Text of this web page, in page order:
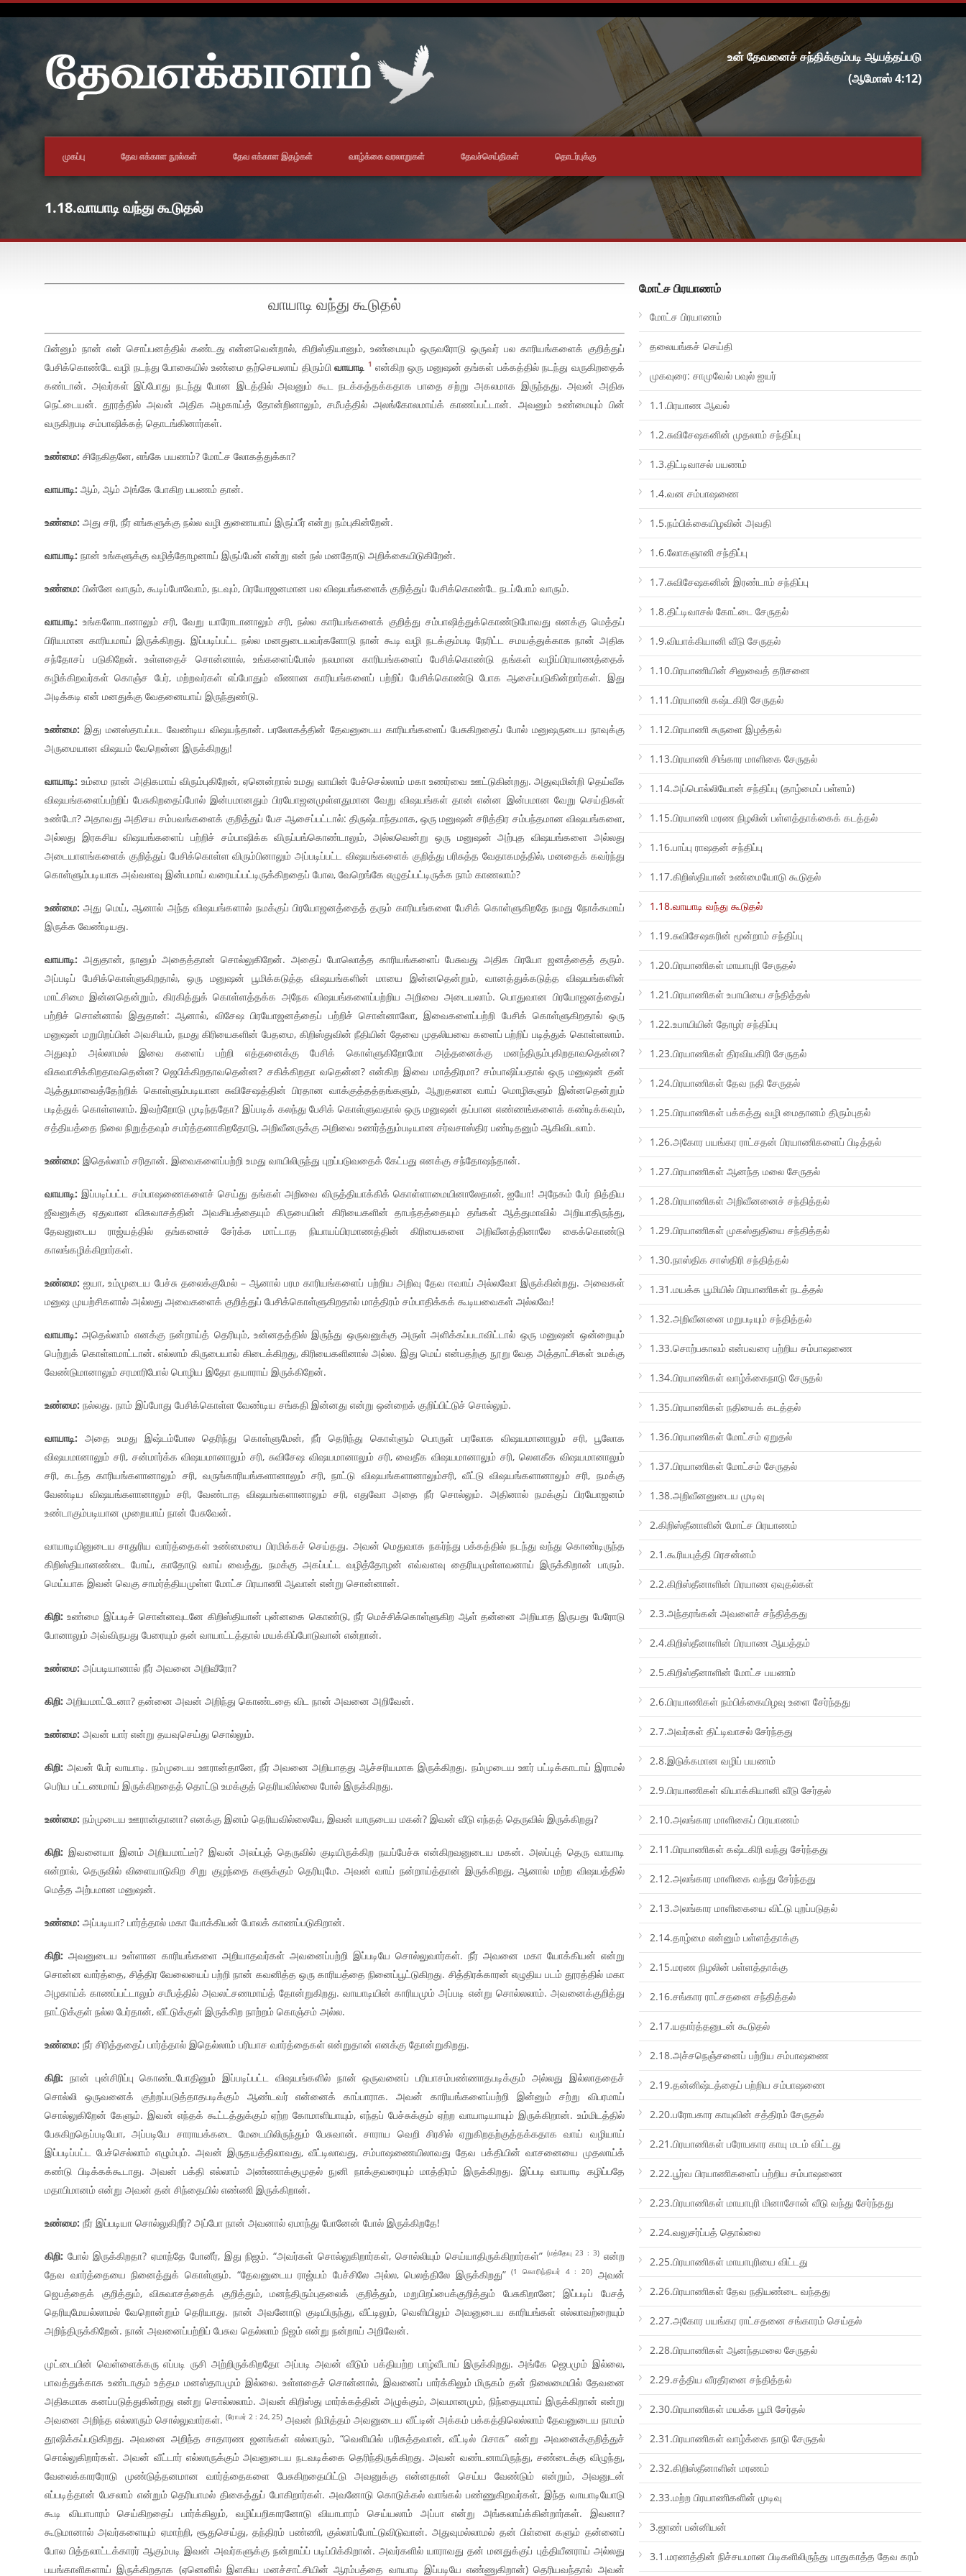
உன் தேவனைச் சந்திக்கும்படி ஆயத்தப்படு
(ஆமோஸ் 4:12)
முகப்பு தேவ எக்காள நூல்கள் தேவ எக்காள இதழ்கள் வாழ்க்கை வரலாறுகள் தேவச்செய்திகள் தொடர்புக்கு
1.18.வாயாடி வந்து கூடுதல்
வாயாடி வந்து கூடுதல்
பின்னும் நான் என் சொப்பனத்தில் கண்டது என்னவென்றால், கிறிஸ்தியானும், உண்மையும் ஒருவரோடு ஒருவர் பல காரியங்களைக் குறித்துப்
பேசிக்கொண்டே வழி நடந்து போகையில் உண்மை தற்செயலாய் திரும்பிவாயாடி 1 என்கிற ஒரு மனுஷன் தங்கள் பக்கத்தில் நடந்து வருகிறதைக்
கண்டான். அவர்கள் இப்போது நடந்து போன இடத்தில் அவனும் கூட நடக்கத்தக்கதாக பாதை சற்று அகலமாக இருந்தது. அவன் அதிக
நெட்டையன். தூரத்தில் அவன் அதிக அழகாய்த் தோன்றினாலும், சமீபத்தில் அலங்கோலமாய்க் காணப்பட்டான். அவனும் உண்மையும் பின்
வருகிறபடி சம்பாஷிக்கத் தொடங்கினார்கள்.
உண்மை: சிநேகிதனே, எங்கே பயணம்? மோட்ச லோகத்துக்கா?
வாயாடி: ஆம், ஆம் அங்கே போகிற பயணம் தான்.
உண்மை: அது சரி, நீர் எங்களுக்கு நல்ல வழி துணையாய் இருப்பீர் என்று நம்புகின்றேன்.
வாயாடி: நான் உங்களுக்கு வழித்தோழனாய் இருப்பேன் என்று என் நல் மனதோடு அறிக்கையிடுகிறேன்.
உண்மை: பின்னே வாரும், கூடிப்போவோம், நடவும், பிரயோஜனமான பல விஷயங்களைக் குறித்துப் பேசிக்கொண்டே நடப்போம் வாரும்.
வாயாடி: உங்களோடானாலும் சரி, வேறு யாரோடானாலும் சரி, நல்ல காரியங்களைக் குறித்து சம்பாஷித்துக்கொண்டுபோவது எனக்கு மெத்தப்
பிரியமான காரியமாய் இருக்கிறது. இப்படிப்பட்ட நல்ல மனதுடையவர்களோடு நான் கூடி வழி நடக்கும்படி நேரிட்ட சமயத்துக்காக நான் அதிக
சந்தோசப் படுகிறேன். உள்ளதைச் சொன்னால், உங்களைப்போல் நலமான காரியங்களைப் பேசிக்கொண்டு தங்கள் வழிப்பிரயாணத்தைக்
கழிக்கிறவர்கள் கொஞ்ச பேர், மற்றவர்கள் எப்போதும் வீணான காரியங்களைப் பற்றிப் பேசிக்கொண்டு போக ஆசைப்படுகின்றார்கள். இது
அடிக்கடி என் மனதுக்கு வேதனையாய் இருந்துண்டு.
உண்மை: இது மனஸ்தாபப்பட வேண்டிய விஷயந்தான். பரலோகத்தின் தேவனுடைய காரியங்களைப் பேசுகிறதைப் போல் மனுஷருடைய நாவுக்கு
அருமையான விஷயம் வேறென்ன இருக்கிறது!
வாயாடி: உம்மை நான் அதிகமாய் விரும்புகிறேன், ஏனென்றால் உமது வாயின் பேச்செல்லாம் மகா உணர்வை ஊட்டுகின்றது. அதுவுமின்றி தெய்வீக
விஷயங்களைப்பற்றிப் பேசுகிறதைப்போல் இன்பமானதும் பிரயோஜனமுள்ளதுமான வேறு விஷயங்கள் தான் என்ன இன்பமான வேறு செய்திகள்
உண்டோ? அதாவது அதிசய சம்பவங்களைக் குறித்துப் பேச ஆசைப்பட்டால்: திருஷ்டாந்தமாக, ஒரு மனுஷன் சரித்திர சம்பந்தமான விஷயங்களை,
அல்லது இரகசிய விஷயங்களைப் பற்றிச் சம்பாஷிக்க விருப்பங்கொண்டாலும், அல்லவென்று ஒரு மனுஷன் அற்புத விஷயங்களை அல்லது
அடையாளங்களைக் குறித்துப் பேசிக்கொள்ள விரும்பினாலும் அப்படிப்பட்ட விஷயங்களைக் குறித்து பரிசுத்த வேதாகமத்தில், மனதைக் கவர்ந்து
கொள்ளும்படியாக அவ்வளவு இன்பமாய் வரையப்பட்டிருக்கிறதைப் போல, வேறெங்கே எழுதப்பட்டிருக்க நாம் காணலாம்?
உண்மை: அது மெய், ஆனால் அந்த விஷயங்களால் நமக்குப் பிரயோஜனத்தைத் தரும் காரியங்களை பேசிக் கொள்ளுகிறதே நமது நோக்கமாய்
இருக்க வேண்டியது.
வாயாடி: அதுதான், நானும் அதைத்தான் சொல்லுகிறேன். அதைப் போலொத்த காரியங்களைப் பேசுவது அதிக பிரயோ ஜனத்தைத் தரும்.
அப்படிப் பேசிக்கொள்ளுகிறதால், ஒரு மனுஷன் பூமிக்கடுத்த விஷயங்களின் மாயை இன்னதென்றும், வானத்துக்கடுத்த விஷயங்களின்
மாட்சிமை இன்னதென்றும், கிரகித்துக் கொள்ளத்தக்க அநேக விஷயங்களைப்பற்றிய அறிவை அடையலாம். பொதுவான பிரயோஜனத்தைப்
பற்றிச் சொன்னால் இதுதான்: ஆனால், விசேஷ பிரயோஜனத்தைப் பற்றிச் சொன்னாலோ, இவைகளைப்பற்றி பேசிக் கொள்ளுகிறதால் ஒரு
மனுஷன் மறுபிறப்பின் அவசியம், நமது கிரியைகளின் பேதமை, கிறிஸ்துவின் நீதியின் தேவை முதலியவை களைப் பற்றிப் படித்துக் கொள்ளலாம்.
அதுவும் அல்லாமல் இவை களைப் பற்றி எத்தனைக்கு பேசிக் கொள்ளுகிறோமோ அத்தனைக்கு மனந்திரும்புகிறதாவதென்ன?
விசுவாசிக்கிறதாவதென்ன? ஜெபிக்கிறதாவதென்ன? சகிக்கிறதா வதென்ன? என்கிற இவை மாத்திரமா? சம்பாஷிப்பதால் ஒரு மனுஷன் தன்
ஆத்துமாவைத்தேற்றிக் கொள்ளும்படியான சுவிசேஷத்தின் பிரதான வாக்குத்தத்தங்களும், ஆறுதலான வாய் மொழிகளும் இன்னதென்றும்
படித்துக் கொள்ளலாம். இவற்றோடு முடிந்ததோ? இப்படிக் கலந்து பேசிக் கொள்ளுவதால் ஒரு மனுஷன் தப்பான எண்ணங்களைக் கண்டிக்கவும்,
சத்தியத்தை நிலை நிறுத்தவும் சமர்த்தனாகிறதோடு, அறிவீனருக்கு அறிவை உணர்த்தும்படியான சர்வசாஸ்திர பண்டிதனும் ஆகிவிடலாம்.
உண்மை: இதெல்லாம் சரிதான். இவைகளைப்பற்றி உமது வாயிலிருந்து புறப்படுவதைக் கேட்பது எனக்கு சந்தோஷந்தான்.
வாயாடி: இப்படிப்பட்ட சம்பாஷணைகளைச் செய்து தங்கள் அறிவை விருத்தியாக்கிக் கொள்ளாமையினாலேதான், ஐயோ! அநேகம் பேர் நித்திய
ஜீவனுக்கு ஏதுவான விசுவாசத்தின் அவசியத்தையும் கிருபையின் கிரியைகளின் தாபந்தத்தையும் தங்கள் ஆத்துமாவில் அறியாதிருந்து,
தேவனுடைய ராஜ்யத்தில் தங்களைச் சேர்க்க மாட்டாத நியாயப்பிரமாணத்தின் கிரியைகளை அறிவீனத்தினாலே கைக்கொண்டு
காலங்கழிக்கிறார்கள்.
உண்மை: ஐயா, உம்முடைய பேச்சு தலைக்குமேல் – ஆனால் பரம காரியங்களைப் பற்றிய அறிவு தேவ ஈவாய் அல்லவோ இருக்கின்றது. அவைகள்
மனுஷ முயற்சிகளால் அல்லது அவைகளைக் குறித்துப் பேசிக்கொள்ளுகிறதால் மாத்திரம் சம்பாதிக்கக் கூடியவைகள் அல்லவே!
வாயாடி: அதெல்லாம் எனக்கு நன்றாய்த் தெரியும், உன்னதத்தில் இருந்து ஒருவனுக்கு அருள் அளிக்கப்படாவிட்டால் ஒரு மனுஷன் ஒன்றையும்
பெற்றுக் கொள்ளமாட்டான். எல்லாம் கிருபையால் கிடைக்கிறது, கிரியைகளினால் அல்ல. இது மெய் என்பதற்கு நூறு வேத அத்தாட்சிகள் உமக்கு
வேண்டுமானாலும் சரமாரிபோல் பொழிய இதோ தயாராய் இருக்கிறேன்.
உண்மை: நல்லது. நாம் இப்போது பேசிக்கொள்ள வேண்டிய சங்கதி இன்னது என்று ஒன்றைக் குறிப்பிட்டுச் சொல்லும்.
வாயாடி: அதை உமது இஷ்டம்போல தெரிந்து கொள்ளுமேன், நீர் தெரிந்து கொள்ளும் பொருள் பரலோக விஷயமானாலும் சரி, பூலோக
விஷயமானாலும் சரி, சன்மார்க்க விஷயமானாலும் சரி, சுவிசேஷ விஷயமானாலும் சரி, வைதீக விஷயமானாலும் சரி, லௌகீக விஷயமானாலும்
சரி, கடந்த காரியங்களானாலும் சரி, வருங்காரியங்களானாலும் சரி, நாட்டு விஷயங்களானாலும்சரி, வீட்டு விஷயங்களானாலும் சரி, நமக்கு
வேண்டிய விஷயங்களானாலும் சரி, வேண்டாத விஷயங்களானாலும் சரி, எதுவோ அதை நீர் சொல்லும். அதினால் நமக்குப் பிரயோஜனம்
உண்டாகும்படியான முறையாய் நான் பேசுவேன்.
வாயாடியினுடைய சாதுரிய வார்த்தைகள் உண்மையை பிரமிக்கச் செய்தது. அவன் மெதுவாக நகர்ந்து பக்கத்தில் நடந்து வந்து கொண்டிருந்த
கிறிஸ்தியானண்டை போய், காதோடு வாய் வைத்து, நமக்கு அகப்பட்ட வழித்தோழன் எவ்வளவு தைரியமுள்ளவனாய் இருக்கிறான் பாரும்.
மெய்யாக இவன் வெகு சாமர்த்தியமுள்ள மோட்ச பிரயாணி ஆவான் என்று சொன்னான்.
கிறி: உண்மை இப்படிச் சொன்னவுடனே கிறிஸ்தியான் புன்னகை கொண்டு, நீர் மெச்சிக்கொள்ளுகிற ஆள் தன்னை அறியாத இருபது பேரோடு
போனாலும் அவ்விருபது பேரையும் தன் வாயாட்டத்தால் மயக்கிப்போடுவான் என்றான்.
உண்மை: அப்படியானால் நீர் அவனை அறிவீரோ?
கிறி: அறியமாட்டேனா? தன்னை அவன் அறிந்து கொண்டதை விட நான் அவனை அறிவேன்.
உண்மை: அவன் யார் என்று தயவுசெய்து சொல்லும்.
கிறி: அவன் பேர் வாயாடி. நம்முடைய ஊரான்தானே, நீர் அவனை அறியாதது ஆச்சரியமாக இருக்கிறது. நம்முடைய ஊர் பட்டிக்காடாய் இராமல்
பெரிய பட்டணமாய் இருக்கிறதைத் தொட்டு உமக்குத் தெரியவில்லை போல் இருக்கிறது.
உண்மை: நம்முடைய ஊரான்தானா? எனக்கு இனம் தெரியவில்லையே, இவன் யாருடைய மகன்? இவன் வீடு எந்தத் தெருவில் இருக்கிறது?
கிறி: இவனையா இனம் அறியமாட்டீர்? இவன் அலப்புத் தெருவில் குடியிருக்கிற நயப்பேச்சு என்கிறவனுடைய மகன். அலப்புத் தெரு வாயாடி
என்றால், தெருவில் விளையாடுகிற சிறு குழந்தை களுக்கும் தெரியுமே. அவன் வாய் நன்றாய்த்தான் இருக்கிறது, ஆனால் மற்ற விஷயத்தில்
மெத்த அற்பமான மனுஷன்.
உண்மை: அப்படியா? பார்த்தால் மகா யோக்கியன் போலக் காணப்படுகிறான்.
கிறி: அவனுடைய உள்ளான காரியங்களை அறியாதவர்கள் அவனைப்பற்றி இப்படியே சொல்லுவார்கள். நீர் அவனை மகா யோக்கியன் என்று
சொன்ன வார்த்தை, சித்திர வேலையைப் பற்றி நான் கவனித்த ஒரு காரியத்தை நினைப்பூட்டுகிறது. சித்திரக்காரன் எழுதிய படம் தூரத்தில் மகா
அழகாய்க் காணப்பட்டாலும் சமீபத்தில் அவலட்சணமாய்த் தோன்றுகிறது. வாயாடியின் காரியமும் அப்படி என்று சொல்லலாம். அவனைக்குறித்து
நாட்டுக்குள் நல்ல பேர்தான், வீட்டுக்குள் இருக்கிற நாற்றம் கொஞ்சம் அல்ல.
உண்மை: நீர் சிரித்ததைப் பார்த்தால் இதெல்லாம் பரியாச வார்த்தைகள் என்றுதான் எனக்கு தோன்றுகிறது.
கிறி: நான் புன்சிரிப்பு கொண்டபோதினும் இப்படிப்பட்ட விஷயங்களில் நான் ஒருவனைப் பரியாசம்பண்ணாதபடிக்கும் அல்லது இல்லாததைச்
சொல்லி ஒருவனைக் குற்றப்படுத்தாதபடிக்கும் ஆண்டவர் என்னைக் காப்பாராக. அவன் காரியங்களைப்பற்றி இன்னும் சற்று விபரமாய்
சொல்லுகிறேன் கேளும். இவன் எந்தக் கூட்டத்துக்கும் ஏற்ற கோமாளியாயும், எந்தப் பேச்சுக்கும் ஏற்ற வாயாடியாயும் இருக்கிறான். உம்மிடத்தில்
பேசுகிறதெப்படியோ, அப்படியே சாராயக்கடை மேடையிலிருந்தும் பேசுவான். சாராய வெறி சிரசில் ஏறுகிறதற்குத்தக்கதாக வாய் வழியாய்
இப்படிப்பட்ட பேச்செல்லாம் எழும்பும். அவன் இருதயத்திலாவது, வீட்டிலாவது, சம்பாஷணையிலாவது தேவ பக்தியின் வாசனையை முதலாய்க்
கண்டு பிடிக்கக்கூடாது. அவன் பக்தி எல்லாம் அண்ணாக்குமுதல் நுனி நாக்குவரையும் மாத்திரம் இருக்கிறது. இப்படி வாயாடி கழிப்பதே
மதாபிமானம் என்று அவன் தன் சிந்தையில் எண்ணி இருக்கிறான்.
உண்மை: நீர் இப்படியா சொல்லுகிறீர்? அப்போ நான் அவனால் ஏமாந்து போனேன் போல் இருக்கிறதே!
கிறி: போல் இருக்கிறதா? ஏமாந்தே போனீர், இது நிஜம். “அவர்கள் சொல்லுகிறார்கள், சொல்லியும் செய்யாதிருக்கிறார்கள்”(மத்தேயு 23 : 3)என்ற
தேவ வார்த்தையை நினைத்துக் கொள்ளும். “தேவனுடைய ராஜ்யம் பேச்சிலே அல்ல, பெலத்திலே இருக்கிறது”(1 கொரிந்தியர் 4 : 20) அவன்
ஜெபத்தைக் குறித்தும், விசுவாசத்தைக் குறித்தும், மனந்திரும்புதலைக் குறித்தும், மறுபிறப்பைக்குறித்தும் பேசுகிறானே; இப்படிப் பேசத்
தெரியுமேயல்லாமல் வேறொன்றும் தெரியாது. நான் அவனோடு குடியிருந்து, வீட்டிலும், வெளியிலும் அவனுடைய காரியங்கள் எல்லாவற்றையும்
அறிந்திருக்கிறேன். நான் அவனைப்பற்றிப் பேசுவ தெல்லாம் நிஜம் என்று நன்றாய் அறிவேன்.
முட்டையின் வெள்ளைக்கரு எப்படி ருசி அற்றிருக்கிறதோ அப்படி அவன் வீடும் பக்தியற்ற பாழ்வீடாய் இருக்கிறது. அங்கே ஜெபமும் இல்லை,
பாவத்துக்காக உண்டாகும் உத்தம மனஸ்தாபமும் இல்லை. உள்ளதைச் சொன்னால், இவனைப் பார்க்கிலும் மிருகம் தன் நிலைமையில் தேவனை
அதிகமாக கனப்படுத்துகின்றது என்று சொல்லலாம். அவன் கிறிஸ்து மார்க்கத்தின் அழுக்கும், அவமானமும், நிந்தையுமாய் இருக்கிறான் என்று
அவனை அறிந்த எல்லாரும் சொல்லுவார்கள்.(ரோமர் 2 : 24, 25) அவன் நிமித்தம் அவனுடைய வீட்டின் அக்கம் பக்கத்திலெல்லாம் தேவனுடைய நாமம்
தூஷிக்கப்படுகிறது. அவனை அறிந்த சாதாரண ஜனங்கள் எல்லாரும், “வெளியில் பரிசுத்தவான், வீட்டில் பிசாசு” என்று அவனைக்குறித்துச்
சொல்லுகிறார்கள். அவன் வீட்டார் எல்லாருக்கும் அவனுடைய நடவடிக்கை தெரிந்திருக்கிறது. அவன் வண்டனாயிருந்து, சண்டைக்கு விழுந்து,
வேலைக்காரரோடு முண்டுத்தனமான வார்த்தைகளை பேசுகிறதையிட்டு அவனுக்கு என்னதான் செய்ய வேண்டும் என்றும், அவனுடன்
எப்படித்தான் பேசலாம் என்றும் தெரியாமல் திகைத்துப் போகிறார்கள். அவனோடு கொடுக்கல் வாங்கல் பண்ணுகிறவர்கள், இந்த வாயாடியோடு
கூடி வியாபாரம் செய்கிறதைப் பார்க்கிலும், வழிப்பறிகாரனோடு வியாபாரம் செய்யலாம் அப்பா என்று அங்கலாய்க்கின்றார்கள். இவனா?
கூடுமானால் அவர்களையும் ஏமாற்றி, சூதுசெய்து, தந்திரம் பண்ணி, குல்லாப்போட்டுவிடுவான். அதுவுமல்லாமல் தன் பிள்ளை களும் தன்னைப்
போல பித்தலாட்டக்காரர் ஆகும்படி இவன் அவர்களுக்கு நன்றாய்ப் படிப்பிக்கிறான். அவர்களில் யாராவது தன் மனதுக்குப் புத்தியீனராய் அல்லது
பயங்காளிகளாய் இருக்கிறதாக (ஏனெனில் இளகிய மனச்சாட்சியின் ஆரம்பத்தை வாயாடி இப்படியே எண்ணுகிறான்) தெரியவந்தால் அவன்
மோட்ச பிரயாணம்
மோட்ச பிரயாணம்
தலையங்கச் செய்தி
முகவுரை: சாமுவேல் பவுல் ஐயர்
1.1.பிரயாண ஆவல்
1.2.சுவிசேஷகனின் முதலாம் சந்திப்பு
1.3.திட்டிவாசல் பயணம்
1.4.வன சம்பாஷணை
1.5.நம்பிக்கையிழவின் அவதி
1.6.லோகஞானி சந்திப்பு
1.7.சுவிசேஷகனின் இரண்டாம் சந்திப்பு
1.8.திட்டிவாசல் கோட்டை சேருதல்
1.9.வியாக்கியானி வீடு சேருதல்
1.10.பிரயாணியின் சிலுவைத் தரிசனை
1.11.பிரயாணி கஷ்டகிரி சேருதல்
1.12.பிரயாணி சுருளை இழத்தல்
1.13.பிரயாணி சிங்கார மாளிகை சேருதல்
1.14.அப்பொல்லியோன் சந்திப்பு (தாழ்மைப் பள்ளம்)
1.15.பிரயாணி மரண நிழலின் பள்ளத்தாக்கைக் கடத்தல்
1.16.பாப்பு ராஷதன் சந்திப்பு
1.17.கிறிஸ்தியான் உண்மையோடு கூடுதல்
1.18.வாயாடி வந்து கூடுதல்
1.19.சுவிசேஷகரின் மூன்றாம் சந்திப்பு
1.20.பிரயாணிகள் மாயாபுரி சேருதல்
1.21.பிரயாணிகள் உபாயியை சந்தித்தல்
1.22.உபாயியின் தோழர் சந்திப்பு
1.23.பிரயாணிகள் திரவியகிரி சேருதல்
1.24.பிரயாணிகள் தேவ நதி சேருதல்
1.25.பிரயாணிகள் பக்கத்து வழி மைதானம் திரும்புதல்
1.26.அகோர பயங்கர ராட்சதன் பிரயாணிகளைப் பிடித்தல்
1.27.பிரயாணிகள் ஆனந்த மலை சேருதல்
1.28.பிரயாணிகள் அறிவீனனைச் சந்தித்தல்
1.29.பிரயாணிகள் முகஸ்துதியை சந்தித்தல்
1.30.நாஸ்திக சாஸ்திரி சந்தித்தல்
1.31.மயக்க பூமியில் பிரயாணிகள் நடத்தல்
1.32.அறிவீனனை மறுபடியும் சந்தித்தல்
1.33.சொற்பகாலம் என்பவரை பற்றிய சம்பாஷணை
1.34.பிரயாணிகள் வாழ்க்கைநாடு சேருதல்
1.35.பிரயாணிகள் நதியைக் கடத்தல்
1.36.பிரயாணிகள் மோட்சம் ஏறுதல்
1.37.பிரயாணிகள் மோட்சம் சேருதல்
1.38.அறிவீனனுடைய முடிவு
2.கிறிஸ்தீனாளின் மோட்ச பிரயாணம்
2.1.கூரியபுத்தி பிரசன்னம்
2.2.கிறிஸ்தீனாளின் பிரயாண ஏவுதல்கள்
2.3.அந்தரங்கன் அவளைச் சந்தித்தது
2.4.கிறிஸ்தீனாளின் பிரயாண ஆயத்தம்
2.5.கிறிஸ்தீனாளின் மோட்ச பயணம்
2.6.பிரயாணிகள் நம்பிக்கையிழவு உளை சேர்ந்தது
2.7.அவர்கள் திட்டிவாசல் சேர்ந்தது
2.8.இடுக்கமான வழிப் பயணம்
2.9.பிரயாணிகள் வியாக்கியானி வீடு சேர்தல்
2.10.அலங்கார மாளிகைப் பிரயாணம்
2.11.பிரயாணிகள் கஷ்டகிரி வந்து சேர்ந்தது
2.12.அலங்கார மாளிகை வந்து சேர்ந்தது
2.13.அலங்கார மாளிகையை விட்டு புறப்படுதல்
2.14.தாழ்மை என்னும் பள்ளத்தாக்கு
2.15.மரண நிழலின் பள்ளத்தாக்கு
2.16.சங்கார ராட்சதனை சந்தித்தல்
2.17.யதார்த்தனுடன் கூடுதல்
2.18.அச்சநெஞ்சனைப் பற்றிய சம்பாஷணை
2.19.தன்னிஷ்டத்தைப் பற்றிய சம்பாஷணை
2.20.பரோபகார காயுவின் சத்திரம் சேருதல்
2.21.பிரயாணிகள் பரோபகார காயு மடம் விட்டது
2.22.பூர்வ பிரயாணிகளைப் பற்றிய சம்பாஷணை
2.23.பிரயாணிகள் மாயாபுரி மினாசோன் வீடு வந்து சேர்ந்தது
2.24.வலுசர்ப்பத் தொல்லை
2.25.பிரயாணிகள் மாயாபுரியை விட்டது
2.26.பிரயாணிகள் தேவ நதியண்டை வந்தது
2.27.அகோர பயங்கர ராட்சதனை சங்காரம் செய்தல்
2.28.பிரயாணிகள் ஆனந்தமலை சேருதல்
2.29.சத்திய வீரதீரனை சந்தித்தல்
2.30.பிரயாணிகள் மயக்க பூமி சேர்தல்
2.31.பிரயாணிகள் வாழ்க்கை நாடு சேருதல்
2.32.கிறிஸ்தீனாளின் மரணம்
2.33.மற்ற பிரயாணிகளின் முடிவு
3.ஜாண் பன்னியன்
3.1.மரணத்தின் நிச்சயமான பிடிகளிலிருந்து பாதுகாத்த தேவ கரம்